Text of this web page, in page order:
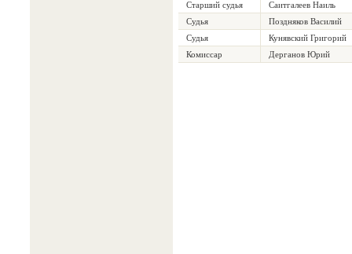
Старший судья
Саитгалеев Наиль
Судья
Поздняков Василий
Судья
Кунявский Григорий
Комиссар
Дерганов Юрий